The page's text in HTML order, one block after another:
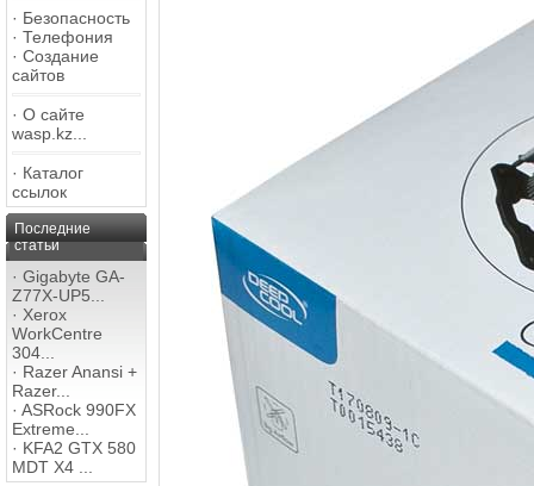
· Безопасность
· Телефония
· Создание
сайтов
· О сайте
wasp.kz...
· Каталог
ссылок
Последние
статьи
· Gigabyte GA-
Z77X-UP5...
· Xerox
WorkCentre
304...
· Razer Anansi +
Razer...
· ASRock 990FX
Extreme...
· KFA2 GTX 580
MDT X4 ...